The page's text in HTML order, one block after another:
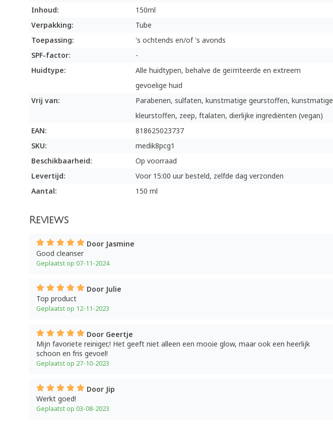
Inhoud:
150ml
Verpakking:
Tube
Toepassing:
's ochtends en/of 's avonds
SPF-factor:
-
Huidtype:
Alle huidtypen, behalve de geïrriteerde en extreem
gevoelige huid
Vrij van:
Parabenen, sulfaten, kunstmatige geurstoffen, kunstmatige
kleurstoffen, zeep, ftalaten, dierlijke ingrediënten (vegan)
EAN:
818625023737
SKU:
medik8pcg1
Beschikbaarheid:
Op voorraad
Levertijd:
Voor 15:00 uur besteld, zelfde dag verzonden
Aantal:
150 ml
Reviews
Door Jasmine
Good cleanser
Geplaatst op 07-11-2024
Door Julie
Top product
Geplaatst op 12-11-2023
Door Geertje
Mijn favoriete reiniger,! Het geeft niet alleen een mooie glow, maar ook een heerlijk
schoon en fris gevoel!
Geplaatst op 27-10-2023
Door Jip
Werkt goed!
Geplaatst op 03-08-2023